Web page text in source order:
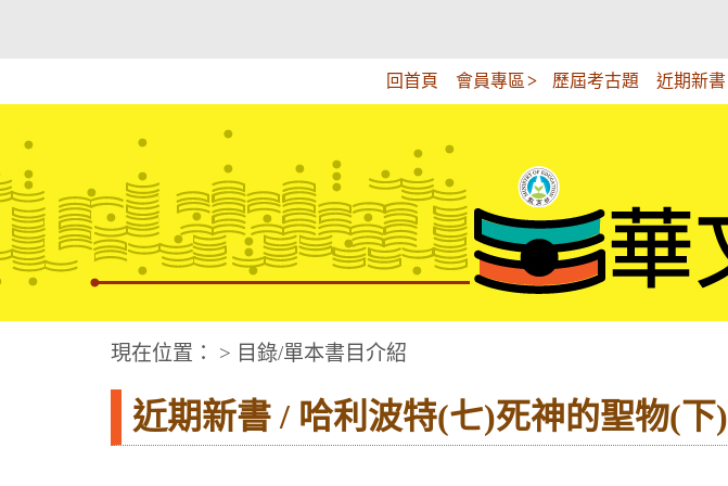
內
回首頁 會員專區 歷屆考古題 近期新書
華文視障電子圖書網
現在位置： > 目錄/單本書目介紹
近期新書 / 哈利波特(七)死神的聖物(下)